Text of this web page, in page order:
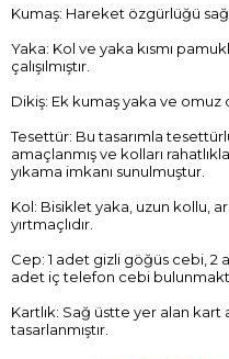
Kumaş: Hareket özgürlüğü
Yaka: Kol ve yaka kısmı
çalışılmıştır.
Dikiş: Ek kumaş yaka ve
Tesettür: Bu tasarımla
amaçlanmış ve kolları
yıkama imkanı sunulmuştur.
Kol: Bisiklet yaka, uzun kollu,
yırtmaçlıdır.
Cep: 1 adet gizli göğüs cebi, 2
adet iç telefon cebi
Kartlık: Sağ üstte yer alan
tasarlanmıştır.